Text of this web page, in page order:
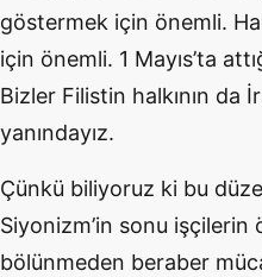
göstermek için önemli.
için önemli. 1 Mayıs’ta
Bizler Filistin halkının da
yanındayız.
Çünkü biliyoruz ki bu
Siyonizm’in sonu
bölünmeden beraber